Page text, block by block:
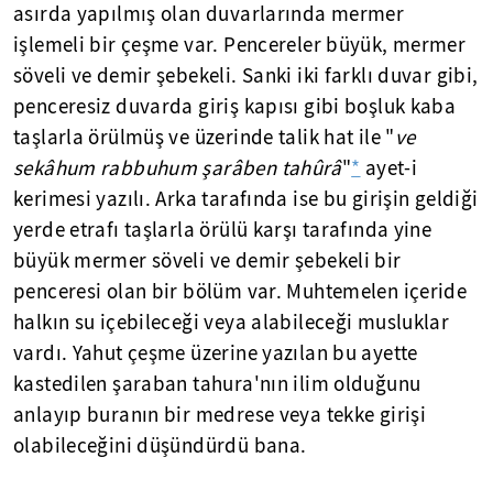
asırda yapılmış olan duvarlarında mermer
işlemeli bir çeşme var. Pencereler büyük, mermer
söveli ve demir şebekeli. Sanki iki farklı duvar gibi,
penceresiz duvarda giriş kapısı gibi boşluk kaba
taşlarla örülmüş ve üzerinde talik hat ile "ve
sekâhum rabbuhum şarâben tahûrâ"* ayet-i
kerimesi yazılı. Arka tarafında ise bu girişin geldiği
yerde etrafı taşlarla örülü karşı tarafında yine
büyük mermer söveli ve demir şebekeli bir
penceresi olan bir bölüm var. Muhtemelen içeride
halkın su içebileceği veya alabileceği musluklar
vardı. Yahut çeşme üzerine yazılan bu ayette
kastedilen şaraban tahura'nın ilim olduğunu
anlayıp buranın bir medrese veya tekke girişi
olabileceğini düşündürdü bana.